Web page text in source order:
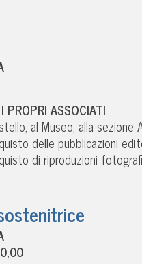
PROPRI ASSOCIATI
al Museo, alla
delle pubblicazioni
di riproduzioni